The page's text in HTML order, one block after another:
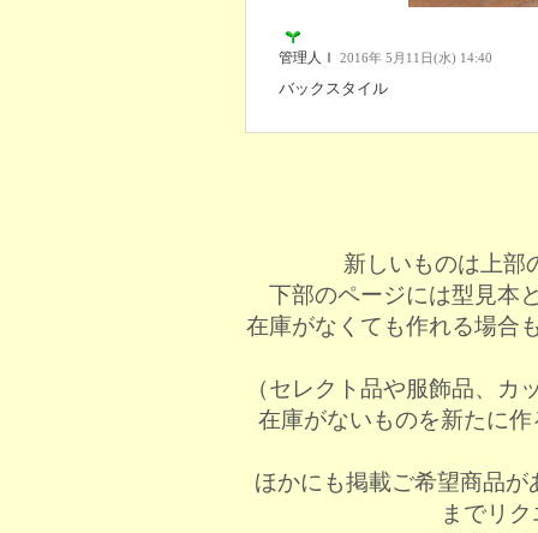
管理人Ｉ 2016年 5月11日(水) 14:40
バックスタイル
新しいものは上部
下部のページには型見本
在庫がなくても作れる場合
（セレクト品や服飾品、
在庫がないものを新たに
ほかにも掲載ご希望商品が
までリ